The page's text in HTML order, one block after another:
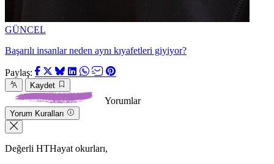
GÜNCEL
Başarılı insanlar neden aynı kıyafetleri giyiyor?
Paylaş:
Kaydet
Yorumlar
Yorum Kuralları
Değerli HTHayat okurları,